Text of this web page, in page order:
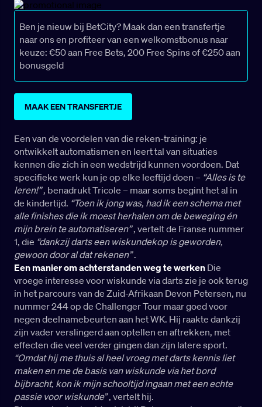
Ben je nieuw bij BetCity? Maak dan een transfertje
naar ons en profiteer van een welkomstbonus naar
keuze: €50 aan Free Bets, 200 Free Spins of €250 aan
bonusgeld
MAAK EEN TRANSFERTJE
Een van de voordelen van die reken-training: je
ontwikkelt automatismen en leert tal van situaties
kennen die zich in een wedstrijd kunnen voordoen. Dat
specifieke werk kun je op elke leeftijd doen – “Alles is te
leren!”, benadrukt Tricole – maar soms begint het al in
de kindertijd. “Toen ik jong was, had ik een schema met
alle finishes die ik moest herhalen om de beweging én
mijn brein te automatiseren”, vertelt de Franse nummer
1, die “dankzij darts een wiskundekop is geworden,
gewoon door al dat rekenen”.
Een manier om achterstanden weg te werken Die
vroege interesse voor wiskunde via darts zie je ook terug
in het parcours van de Zuid-Afrikaan Devon Petersen, nu
nummer 244 op de Challenger Tour maar goed voor
negen deelnamebeurten aan het WK. Hij raakte dankzij
zijn vader verslingerd aan optellen en aftrekken, met
effecten die veel verder gingen dan zijn latere sport.
“Omdat hij me thuis al heel vroeg met darts kennis liet
maken en me de basis van wiskunde via het bord
bijbracht, kon ik mijn schooltijd ingaan met een echte
passie voor wiskunde”, vertelt hij.